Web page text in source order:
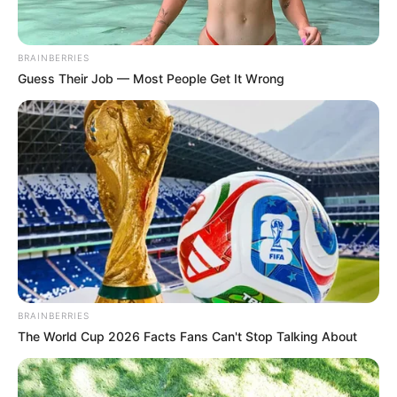
ดูดวงรายวัน
ดวงรายวัน วันที่ 9 ตุลาคม
2565
ดูดวงรายวัน ประจำวันอาทิตย์ ที่ 9 ตุลาคม 2565 คนวันอาทิตย์ ไพ่
ประจำวันของท่านในวันนี้ คือ ไพ่เริ่มต้น วันนี้โอกาสใหม่ๆยังคงวิ่ง
เข้าหาตัวคุณ จะได้พบสังคมใหม่ๆนำพาไปพบรายได้ใหม่ งานใหม่ งาน
ประจำอาจได้รับมอบหมายงานใหม่ๆ ท่านที่ว่างงานอาจได้งานใหม่…
Home/ดูดวงรายวัน/ ดวงรายวัน วันที่ 9 ตุลาคม 2565
BRAINBERRIES
Guess Their Job — Most People Get It Wrong
BRAINBERRIES
The World Cup 2026 Facts Fans Can't Stop Talking About